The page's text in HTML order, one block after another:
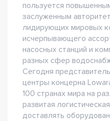
пользуется
заслуженным
лидирующих мировых
исчерпывающего
насосных станций и
разных сфер
Сегодня
центры концерна
100 странах мира на
развитая
доставлять